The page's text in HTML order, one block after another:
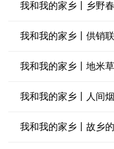
我和我的家乡丨乡野
我和我的家乡丨供销
我和我的家乡丨地米草
我和我的家乡丨人间
我和我的家乡丨故乡